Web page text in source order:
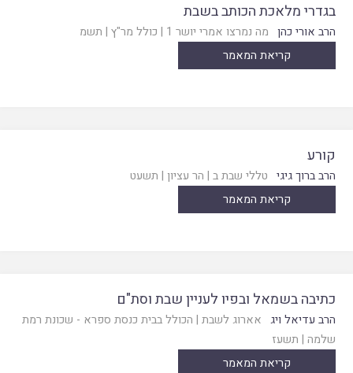
בגדרי מלאכת הכותב בשבת
הרב אורי כהן מה נמרצו אמרי יושר 1 | כולל מר"ץ | תשמ
קריאת המאמר
קורע
הרב ברוך גיגי טללי שבת ב | הר עציון | תשעט
קריאת המאמר
כתיבה בשמאל ובפיו לעניין שבת וסת"ם
הרב עדיאל ויג אארוג לשבת | הכולל בבית כנסת ספרא - שכונת רמת
שלמה | תשעז
קריאת המאמר